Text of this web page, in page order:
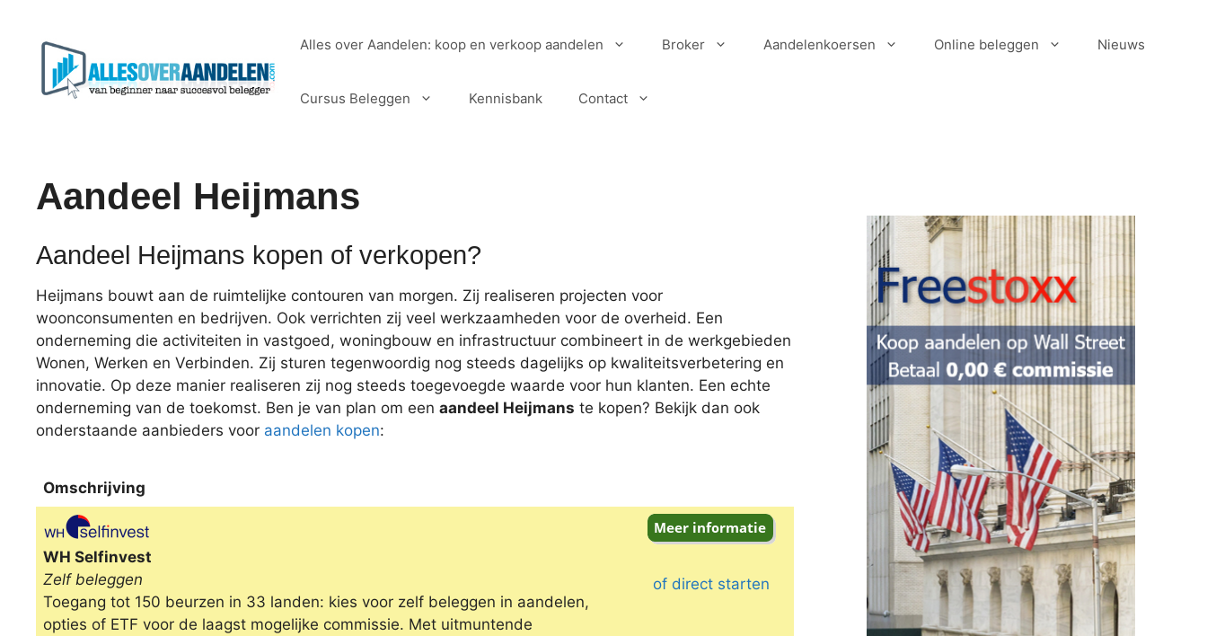
Alles over Aandelen: koop en verkoop aandelen Broker Aandelenkoersen Online beleggen Nieuws
Cursus Beleggen Kennisbank Contact
Aandeel Heijmans
Aandeel Heijmans kopen of verkopen?
Heijmans bouwt aan de ruimtelijke contouren van morgen. Zij realiseren projecten voor
woonconsumenten en bedrijven. Ook verrichten zij veel werkzaamheden voor de overheid. Een
onderneming die activiteiten in vastgoed, woningbouw en infrastructuur combineert in de werkgebieden
Wonen, Werken en Verbinden. Zij sturen tegenwoordig nog steeds dagelijks op kwaliteitsverbetering en
innovatie. Op deze manier realiseren zij nog steeds toegevoegde waarde voor hun klanten. Een echte
onderneming van de toekomst. Ben je van plan om een aandeel Heijmans te kopen? Bekijk dan ook
onderstaande aanbieders voor aandelen kopen:
Omschrijving
Omschrijving
WH Selfinvest
Zelf beleggen
Toegang tot 150 beurzen in 33 landen: kies voor zelf beleggen in aandelen,
opties of ETF voor de laagst mogelijke commissie. Met uitmuntende
of direct starten